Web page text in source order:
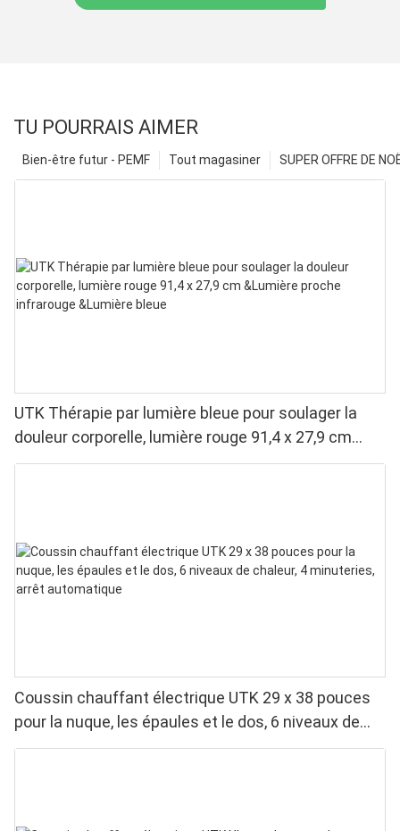
TU POURRAIS AIMER
SUPER OFFRE DE
Tout magasiner
Bien-être futur - PEMF
UTK Thérapie par lumière bleue pour soulager la
douleur corporelle, lumière rouge 91,4 x 27,9 cm
&Lumière proche infrarouge &Lumière bleue
Coussin chauffant électrique UTK 29 x 38 pouces
pour la nuque, les épaules et le dos, 6 niveaux de
chaleur, 4 minuteries, arrêt automatique